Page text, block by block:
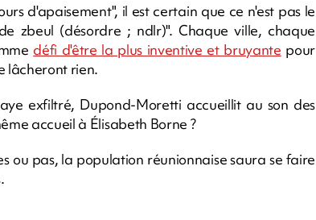
d'apaisement", il est certain que ce n'est pas le
zbeul (désordre ; ndlr)". Chaque ville, chaque
défi d'être la plus inventive et bruyante pour
lâcheront rien.
exfiltré, Dupond-Moretti accueillit au son des
accueil à Élisabeth Borne ?
ou pas, la population réunionnaise saura se faire